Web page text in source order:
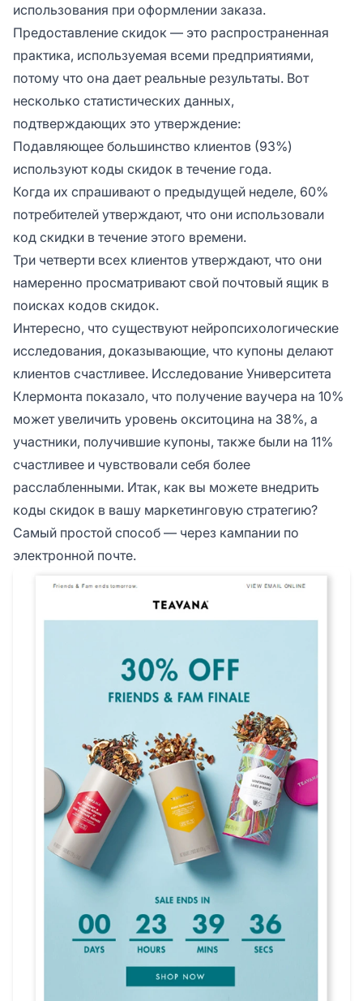
использования при оформлении заказа.
Предоставление скидок — это распространенная
практика, используемая всеми предприятиями,
потому что она дает реальные результаты. Вот
несколько статистических данных,
подтверждающих это утверждение:
Подавляющее большинство клиентов (93%)
используют коды скидок в течение года.
Когда их спрашивают о предыдущей неделе, 60%
потребителей утверждают, что они использовали
код скидки в течение этого времени.
Три четверти всех клиентов утверждают, что они
намеренно просматривают свой почтовый ящик в
поисках кодов скидок.
Интересно, что существуют нейропсихологические
исследования, доказывающие, что купоны делают
клиентов счастливее. Исследование Университета
Клермонта показало, что получение ваучера на 10%
может увеличить уровень окситоцина на 38%, а
участники, получившие купоны, также были на 11%
счастливее и чувствовали себя более
расслабленными. Итак, как вы можете внедрить
коды скидок в вашу маркетинговую стратегию?
Самый простой способ — через кампании по
электронной почте.